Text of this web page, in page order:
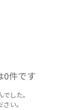
0件です
した。
い。